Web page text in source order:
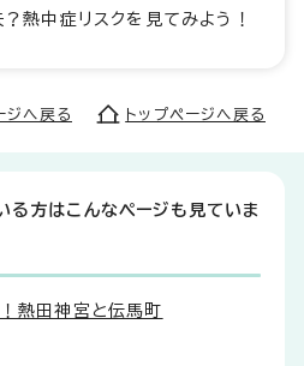
熱中症リスクを見てみよう！
ジへ戻る トップページへ戻る
る方はこんなページも見ていま
熱田神宮と伝馬町